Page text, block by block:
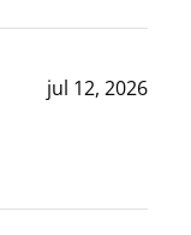
jul 12, 2026